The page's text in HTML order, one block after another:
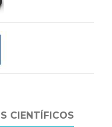
CIENTÍFICOS